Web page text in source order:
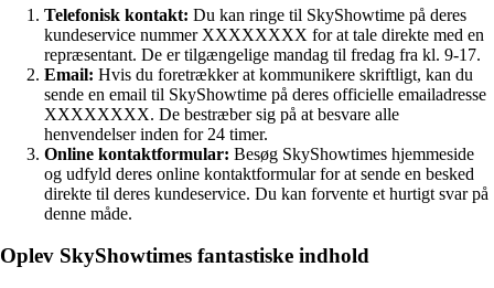
Telefonisk kontakt: Du kan ringe til SkyShowtime på deres
kundeservice nummer XXXXXXXX for at tale direkte med en
repræsentant. De er tilgængelige mandag til fredag fra kl. 9-17.
Email: Hvis du foretrækker at kommunikere skriftligt, kan du
sende en email til SkyShowtime på deres officielle emailadresse
XXXXXXXX. De bestræber sig på at besvare alle
henvendelser inden for 24 timer.
Online kontaktformular: Besøg SkyShowtimes hjemmeside
og udfyld deres online kontaktformular for at sende en besked
direkte til deres kundeservice. Du kan forvente et hurtigt svar på
denne måde.
Oplev SkyShowtimes fantastiske indhold